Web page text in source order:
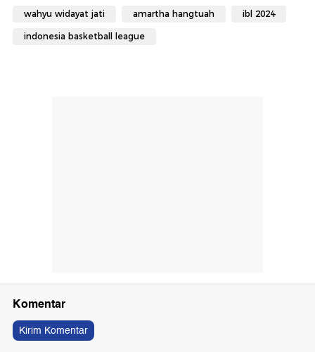
wahyu widayat jati amartha hangtuah ibl 2024
indonesia basketball league
Komentar
Kirim Komentar